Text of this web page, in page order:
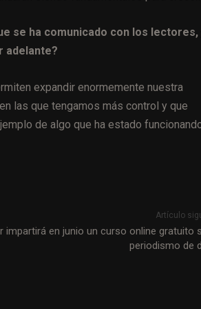
se ha comunicado con los lectores,
adelante?
expandir enormemente nuestra
las que tengamos más control y que
de algo que ha estado
Artículo
impartirá en junio un curso online gratuito
periodismo de